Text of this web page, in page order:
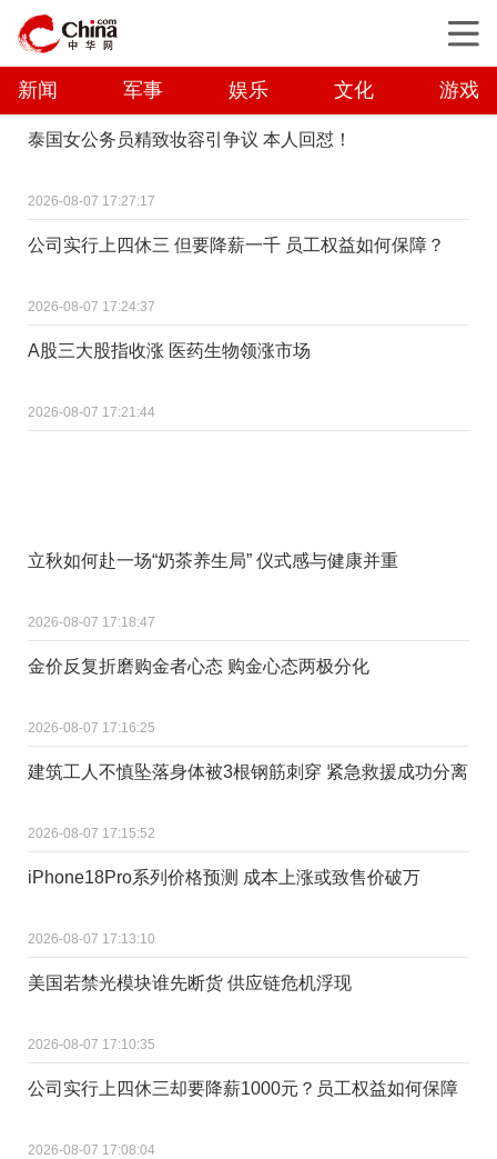
新闻 军事 娱乐 文化 游戏
泰国女公务员精致妆容引争议 本人回怼！
2026-08-07 17:27:17
公司实行上四休三 但要降薪一千 员工权益如何保障？
2026-08-07 17:24:37
A股三大股指收涨 医药生物领涨市场
2026-08-07 17:21:44
立秋如何赴一场“奶茶养生局” 仪式感与健康并重
2026-08-07 17:18:47
金价反复折磨购金者心态 购金心态两极分化
2026-08-07 17:16:25
建筑工人不慎坠落身体被3根钢筋刺穿 紧急救援成功分离
2026-08-07 17:15:52
iPhone18Pro系列价格预测 成本上涨或致售价破万
2026-08-07 17:13:10
美国若禁光模块谁先断货 供应链危机浮现
2026-08-07 17:10:35
公司实行上四休三却要降薪1000元？员工权益如何保障
2026-08-07 17:08:04